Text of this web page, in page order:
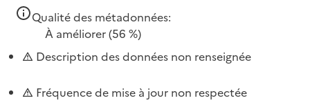
Qualité des métadonnées:
À améliorer(56 %)
Description des données non renseignée
Fréquence de mise à jour non respectée